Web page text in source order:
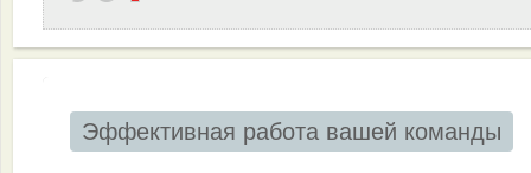
Эффективная работа вашей команды